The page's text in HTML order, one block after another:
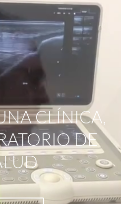
CLÍNICA,
DE